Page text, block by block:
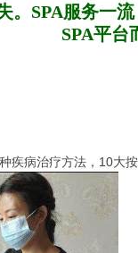
。SPA服务一
SPA平台
疾病治疗方法，10大